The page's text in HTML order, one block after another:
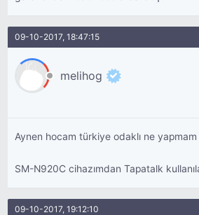
09-10-2017, 18:47:15
melihog
Aynen hocam türkiye odaklı ne
SM-N920C cihazımdan Tapatalk
09-10-2017, 19:12:10